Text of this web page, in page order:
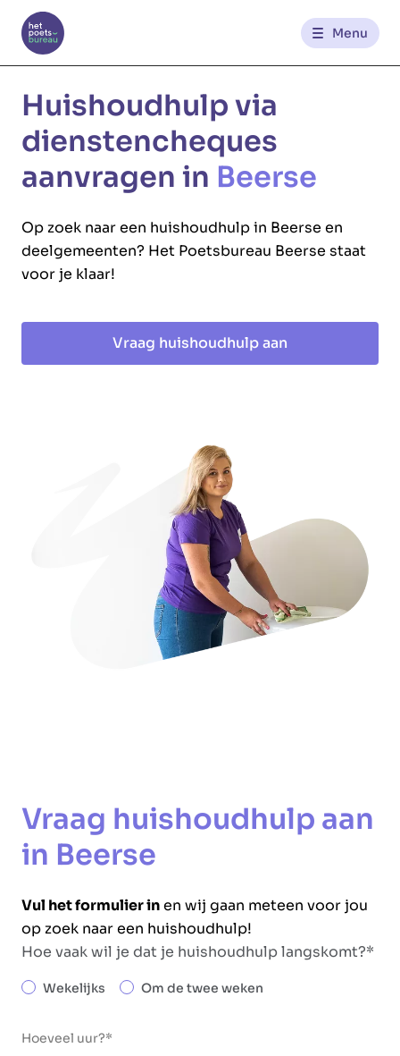
Menu
NL
Werknemerszone
Huishoudhulp via
dienstencheques
aanvragen in Beerse
Op zoek naar een huishoudhulp in Beerse en
deelgemeenten? Het Poetsbureau Beerse staat
voor je klaar!
Vraag huishoudhulp aan
Vraag huishoudhulp aan
in Beerse
Vul het formulier inen wij gaan meteen voor jou
op zoek naar een huishoudhulp!
Hoe vaak wil je dat je huishoudhulp langskomt?
Wekelijks Om de twee weken
Hoeveel uur?